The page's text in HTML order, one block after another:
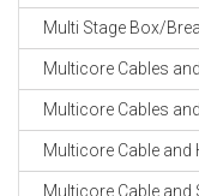
Multi Stage Box/
Multicore Cables
Multicore Cables
Multicore Cable
Multicore Cable and